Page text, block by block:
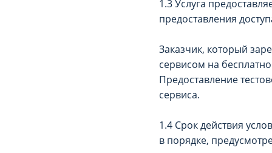
1.3 Услуга
предоставления
Заказчик, который
сервисом на
Предоставление
сервиса.
1.4 Срок действия
в порядке,